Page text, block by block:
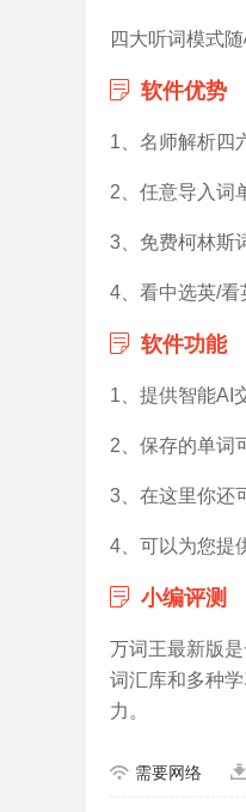
四大听词模式
软件优势
1、名师解析四
2、任意导入词
3、免费柯林斯
4、看中选英/看
软件功能
1、提供智能AI
2、保存的单词
3、在这里你还
4、可以为您提
小编评测
万词王最新版
词汇库和多种
力。
需要网络